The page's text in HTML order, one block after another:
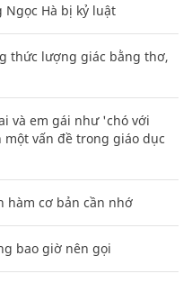
Ngọc Hà bị kỷ luật
thức lượng giác bằng thơ,
và em gái như 'chó với
vấn đề trong giáo dục
hàm cơ bản cần nhớ
bao giờ nên gọi